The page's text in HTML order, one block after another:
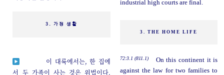
industrial high courts are final.
3. 가정 생활
3. THE HOME LIFE
이 대륙에서는, 한 집에
서 두 가족이 사는 것은 위법이다.
72:3.1 (811.1)
On this continent it is
against the law for two families to